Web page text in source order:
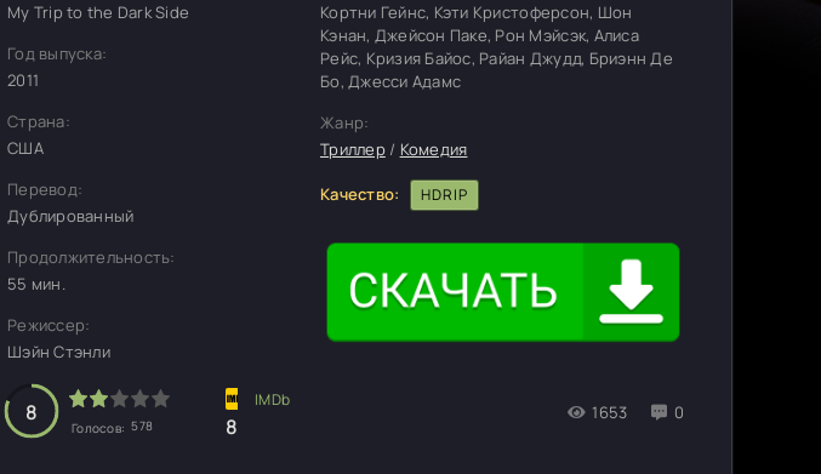
My Trip to the Dark Side
Год выпуска:
2011
Страна:
США
Перевод:
Дублированный
Продолжительность:
55 мин.
Режиссер:
Шэйн Стэнли
8
Голосов: 578 8
1653 0
Кортни Гейнс, Кэти Кристоферсон, Шон
Кэнан, Джейсон Паке, Рон Мэйсэк, Алиса
Рейс, Кризия Байос, Райан Джудд, Бриэнн Де
Бо, Джесси Адамс
Жанр:
Триллер/ Комедия
Качество: HDRIP